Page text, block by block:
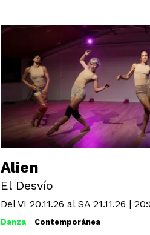
Alien
El Desvío
Del VI 20.11.26 al SA 21.11.26 |
Danza Contemporánea